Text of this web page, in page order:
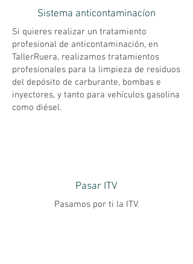
Sistema anticontaminacíon
Si quieres realizar un tratamiento
profesional de anticontaminación, en
TallerRuera, realizamos tratamientos
profesionales para la limpieza de residuos
del depósito de carburante, bombas e
inyectores, y tanto para vehículos gasolina
como diésel.
Pasar ITV
Pasamos por ti la ITV.